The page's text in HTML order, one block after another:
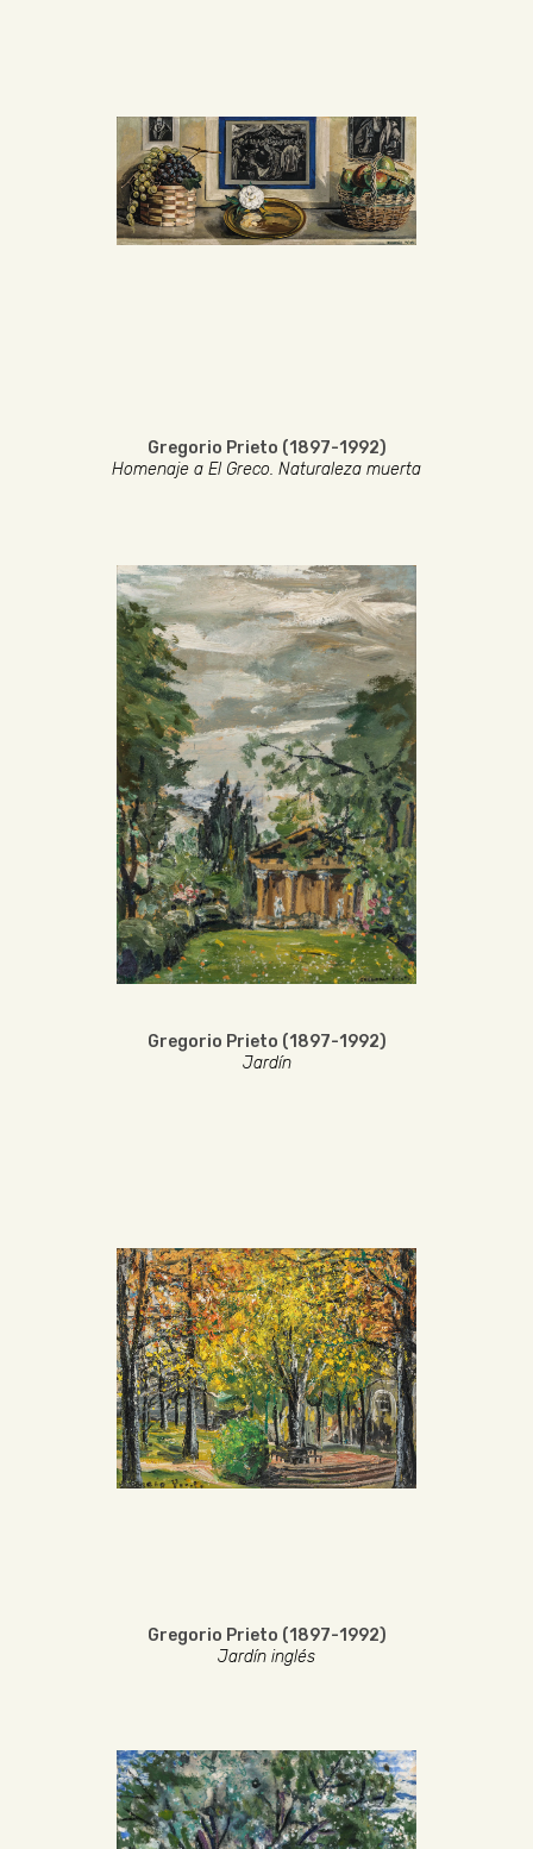
Gregorio Prieto (1897-1992)
Homenaje a El Greco. Naturaleza muerta
Gregorio Prieto (1897-1992)
Jardín
Gregorio Prieto (1897-1992)
Jardín inglés